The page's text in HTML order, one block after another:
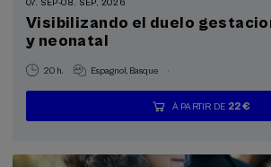
07. SEP-08. SEP, 2026
Visibilizando el duelo
y neonatal
20 h. Espagnol Basque .
...
À PARTIR DE 22 €
Dernières
places
Gratuit
Date
passée
Liste
d'attente
Période
d'inscription